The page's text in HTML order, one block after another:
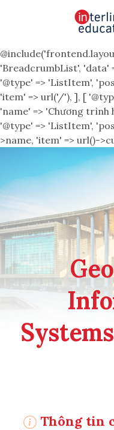
'BreadcrumbList', 'data'
'@type' => 'ListItem',
'item' => url('/'), ], [
'name' => 'Chương
'@type' => 'ListItem',
>name, 'item' => url()-
Thông tin